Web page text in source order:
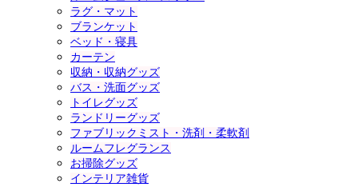
ラグ・マット
ブランケット
ベッド・寝具
カーテン
収納・収納グッズ
バス・洗面グッズ
トイレグッズ
ランドリーグッズ
ファブリックミスト・洗剤・柔軟剤
ルームフレグランス
お掃除グッズ
インテリア雑貨